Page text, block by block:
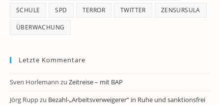
SCHULE SPD TERROR TWITTER ZENSURSULA
ÜBERWACHUNG
Letzte Kommentare
Sven Horlemann zu Zeitreise – mit BAP
Jörg Ruppzu Bezahl-„Arbeitsverweigerer“ in Ruhe und sanktionsfrei